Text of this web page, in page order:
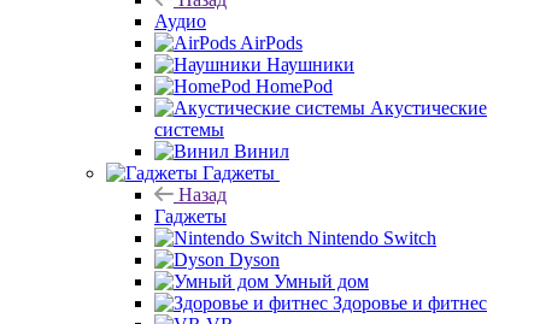
Аудио
AirPods
Наушники
HomePod
Акустические
системы
Винил
Гаджеты
Назад
Гаджеты
Nintendo Switch
Dyson
Умный дом
Здоровье и фитнес